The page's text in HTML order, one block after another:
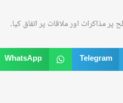
مذاکرات اور ملاقات پر اتفاق کیا۔
Telegram
WhatsApp